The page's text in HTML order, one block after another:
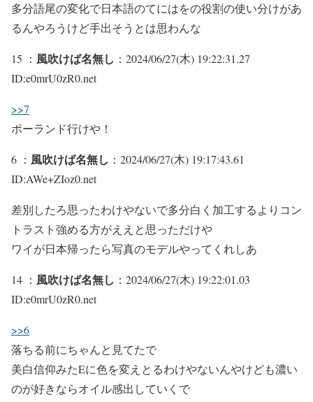
多分語尾の変化で日本語のてにはをの役割の使い分けがあ
るんやろうけど手出そうとは思わんな
15 ： 風吹けば名無し ：2024/06/27(木) 19:22:31.27
ID:e0mrU0zR0.net
>>7
ポーランド行けや！
6 ： 風吹けば名無し ：2024/06/27(木) 19:17:43.61
ID:AWe+ZIoz0.net
差別したろ思ったわけやないで多分白く加工するよりコン
トラスト強める方がええと思っただけや
ワイが日本帰ったら写真のモデルやってくれしあ
14 ： 風吹けば名無し ：2024/06/27(木) 19:22:01.03
ID:e0mrU0zR0.net
>>6
落ちる前にちゃんと見てたで
美白信仰みたEに色を変えとるわけやないんやけども濃い
のが好きならオイル感出していくで